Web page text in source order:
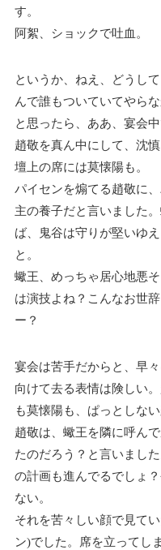
す。
阿絮、ショックで吐血。
というか、ねえ、どうし
んで誰もついていてやらな
と思ったら、ああ、宴会中
趙敬を真ん中にして、沈
壇上の席には莫懐陽も。
パイセンを煽てる趙敬に
主の養子だと言いました
ば、鬼谷は守りが堅いゆ
と。
蠍王、めっちゃ居心地悪
は演技よね？こんなお世
ー？
宴会は苦手だからと、早
向けて去る表情は険しい
も莫懐陽も、ぱっとしな
趙敬は、蠍王を隣に呼ん
たのだろう？と言いまし
の計画も進んでるでしょ
ない。
それを苦々しい顔で見て
ン)でした。席を立ってし